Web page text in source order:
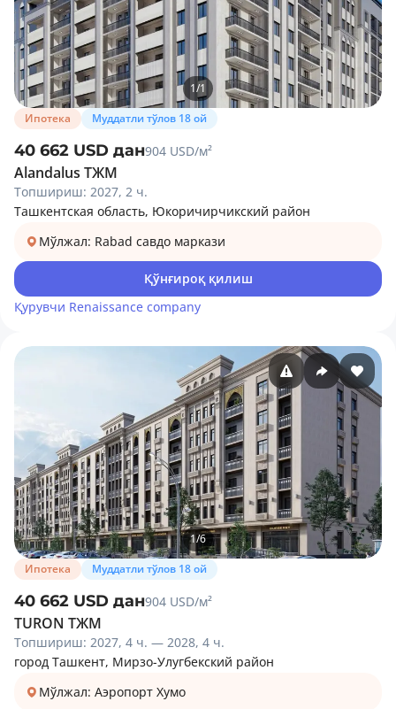
1/1
Ипотека
Муддатли тўлов 18 ой
40 662 USD дан904 USD/м²
Alandalus ТЖМ
Топшириш: 2027, 2 ч.
Ташкентская область, Юкоричирчикский район
Мўлжал: Rabad савдо маркази
Қўнғироқ қилиш
Қурувчи Renaissance company
1/6
Ипотека
Муддатли тўлов 18 ой
40 662 USD дан904 USD/м²
TURON ТЖМ
Топшириш: 2027, 4 ч. — 2028, 4 ч.
город Ташкент, Мирзо-Улугбекский район
Мўлжал: Аэропорт Хумо